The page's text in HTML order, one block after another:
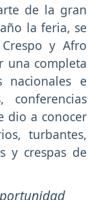
de la gran
la feria, se
y Afro
una completa
nacionales e
conferencias
dio a conocer
turbantes,
y crespas de